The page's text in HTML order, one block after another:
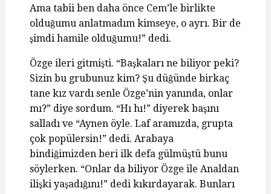
Ama tabii ben daha önce Cem’le birlikte
olduğumu anlatmadım kimseye, o ayrı. Bir de
şimdi hamile olduğumu!” dedi.
Özge ileri gitmişti. “Başkaları ne biliyor peki?
Sizin bu grubunuz kim? Şu düğünde birkaç
tane kız vardı senle Özge’nin yanında, onlar
mı?” diye sordum. “Hı hı!” diyerek başını
salladı ve “Aynen öyle. Laf aramızda, grupta
çok popülersin!” dedi. Arabaya
bindiğimizden beri ilk defa gülmüştü bunu
söylerken. “Onlar da biliyor Özge ile Analdan
ilişki yaşadığını!” dedi kıkırdayarak. Bunları